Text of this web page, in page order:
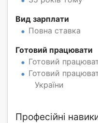
Вид зарплати
Повна ставка
Готовий працювати
Готовий
Готовий
України
Професійні